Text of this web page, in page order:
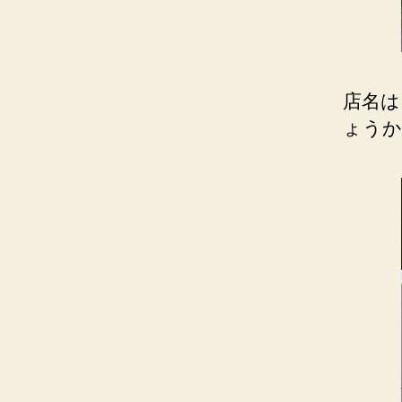
店名
ょう